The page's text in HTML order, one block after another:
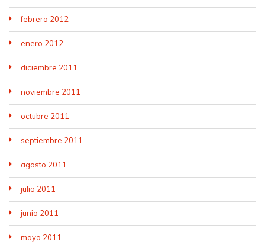
febrero 2012
enero 2012
diciembre 2011
noviembre 2011
octubre 2011
septiembre 2011
agosto 2011
julio 2011
junio 2011
mayo 2011